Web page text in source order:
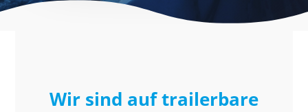
Wir sind auf trailerbare